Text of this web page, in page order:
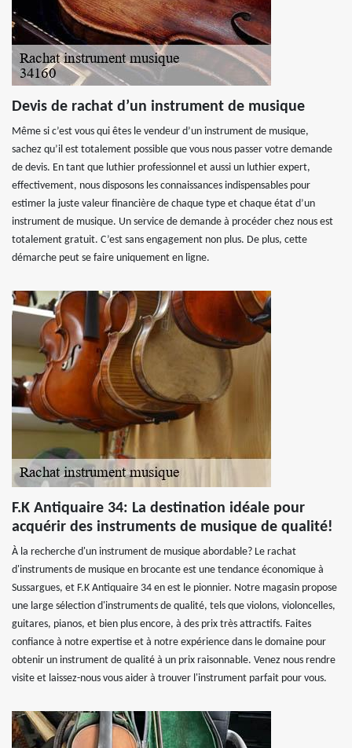
Devis de rachat d’un instrument de musique
Même si c’est vous qui êtes le vendeur d’un instrument de musique,
sachez qu’il est totalement possible que vous nous passer votre demande
de devis. En tant que luthier professionnel et aussi un luthier expert,
effectivement, nous disposons les connaissances indispensables pour
estimer la juste valeur financière de chaque type et chaque état d’un
instrument de musique. Un service de demande à procéder chez nous est
totalement gratuit. C’est sans engagement non plus. De plus, cette
démarche peut se faire uniquement en ligne.
F.K Antiquaire 34: La destination idéale pour
acquérir des instruments de musique de qualité!
À la recherche d'un instrument de musique abordable? Le rachat
d'instruments de musique en brocante est une tendance économique à
Sussargues, et F.K Antiquaire 34 en est le pionnier. Notre magasin propose
une large sélection d'instruments de qualité, tels que violons, violoncelles,
guitares, pianos, et bien plus encore, à des prix très attractifs. Faites
confiance à notre expertise et à notre expérience dans le domaine pour
obtenir un instrument de qualité à un prix raisonnable. Venez nous rendre
visite et laissez-nous vous aider à trouver l'instrument parfait pour vous.